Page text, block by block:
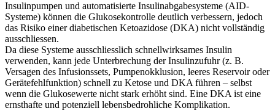
Insulinpumpen und automatisierte Insulinabgabesysteme (AID-
Systeme) können die Glukosekontrolle deutlich verbessern, jedoch
das Risiko einer diabetischen Ketoazidose (DKA) nicht vollständig
ausschliessen.
Da diese Systeme ausschliesslich schnellwirksames Insulin
verwenden, kann jede Unterbrechung der Insulinzufuhr (z. B.
Versagen des Infusionssets, Pumpenokklusion, leeres Reservoir oder
Gerätefehlfunktion) schnell zu Ketose und DKA führen – selbst
wenn die Glukosewerte nicht stark erhöht sind. Eine DKA ist eine
ernsthafte und potenziell lebensbedrohliche Komplikation.